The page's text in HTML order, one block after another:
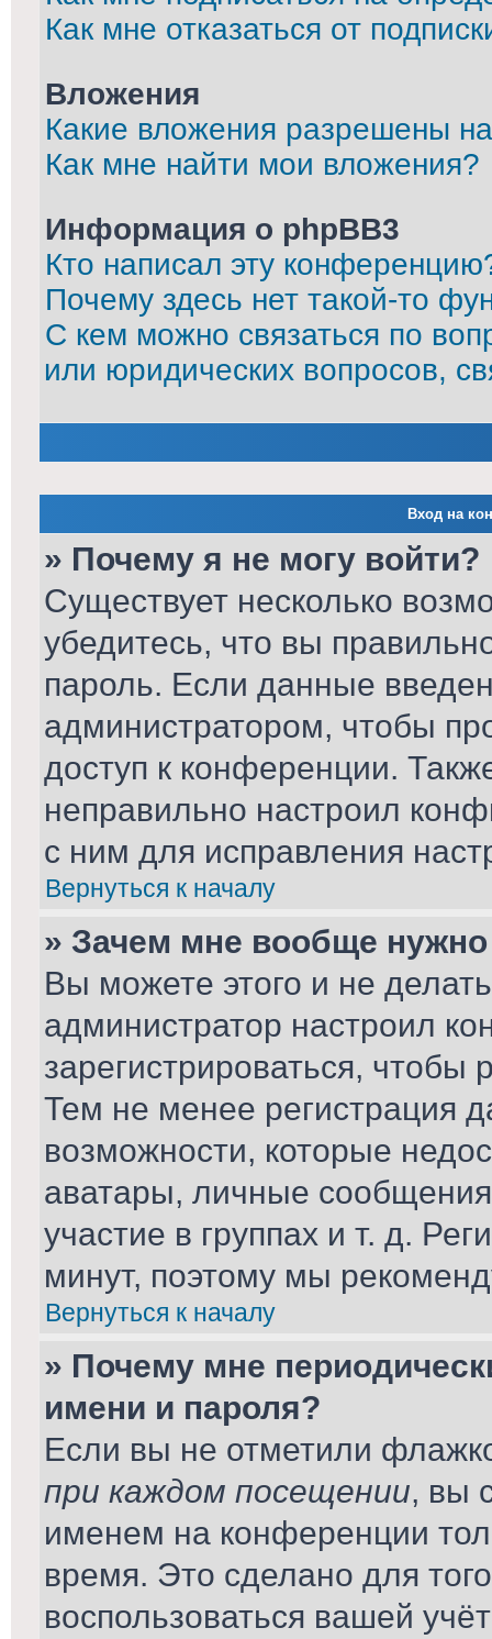
Как мне отказаться от
Вложения
Какие вложения разрешены
Как мне найти мои вложения?
Информация о phpBB3
Кто написал эту
Почему здесь нет такой-то
С кем можно связаться по
или юридических вопросов,
Вход на
» Почему я не могу войти?
Существует несколько
убедитесь, что вы
пароль. Если данные
администратором, чтобы
доступ к конференции.
неправильно настроил
с ним для исправления
Вернуться к началу
» Зачем мне вообще нужно
Вы можете этого и не
администратор настроил
зарегистрироваться,
Тем не менее регистрация
возможности, которые
аватары, личные
участие в группах и т. д.
минут, поэтому мы
Вернуться к началу
» Почему мне
имени и пароля?
Если вы не отметили
при каждом посещении, вы
именем на конференции
время. Это сделано для
воспользоваться вашей